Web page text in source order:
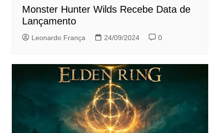
Monster Hunter Wilds Recebe Data de
Lançamento
Leonardo França 24/09/2024 0